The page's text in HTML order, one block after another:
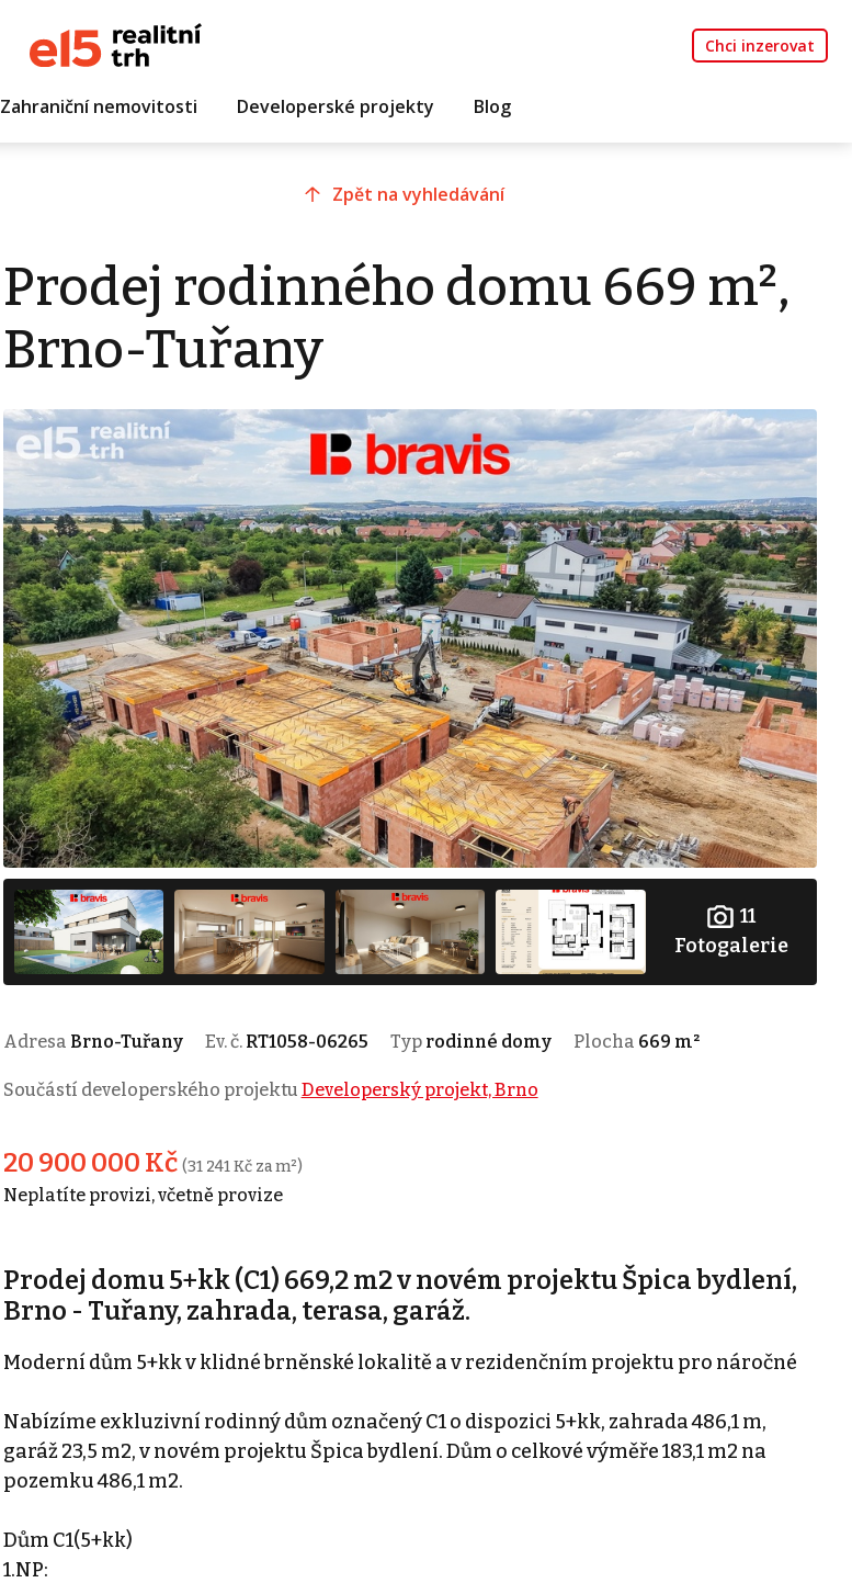
Chci inzerovat
Zahraniční nemovitosti Developerské projekty Blog
Zpět na vyhledávání
Prodej rodinného domu 669 m²,
Brno-Tuřany
11
Fotogalerie
Adresa Brno-Tuřany Ev. č. RT1058-06265 Typ rodinné domy Plocha 669 m²
Součástí developerského projektu Developerský projekt, Brno
20 900 000 Kč (31 241 Kč za m²)
Neplatíte provizi, včetně provize
Prodej domu 5+kk (C1) 669,2 m2 v novém projektu Špica bydlení,
Brno - Tuřany, zahrada, terasa, garáž.
Moderní dům 5+kk v klidné brněnské lokalitě a v rezidenčním projektu pro náročné
Nabízíme exkluzivní rodinný dům označený C1 o dispozici 5+kk, zahrada 486,1 m,
garáž 23,5 m2, v novém projektu Špica bydlení. Dům o celkové výměře 183,1 m2 na
pozemku 486,1 m2.
Dům C1(5+kk)
1.NP: